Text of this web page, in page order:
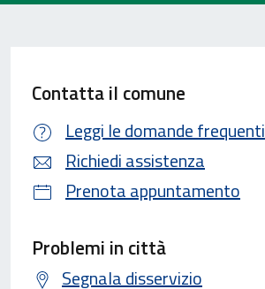
Contatta il comune
Leggi le domande frequenti
Richiedi assistenza
Prenota appuntamento
Problemi in città
Segnala disservizio